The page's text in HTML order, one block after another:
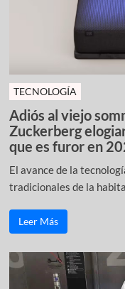
TECNOLOGÍA
Adiós al viejo
Zuckerberg
que es furor en
El avance de la
tradicionales de la
Leer Más